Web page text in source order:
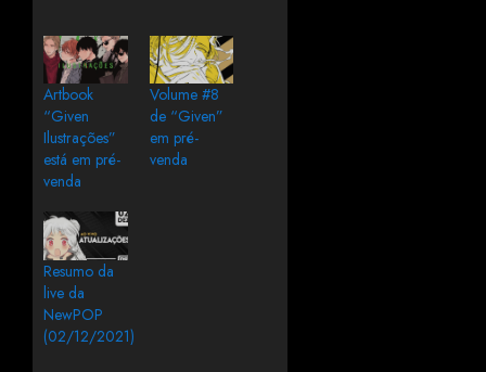
Artbook
“Given
Ilustrações”
está em pré-
venda
Volume #8
de “Given”
em pré-
venda
Resumo da
live da
NewPOP
(02/12/2021)